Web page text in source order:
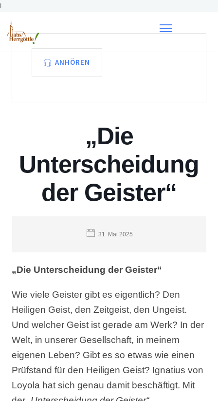
l
ANHÖREN
„Die
Unterscheidung
der Geister“
31. Mai 2025
„Die Unterscheidung der Geister“
Wie viele Geister gibt es eigentlich? Den
Heiligen Geist, den Zeitgeist, den Ungeist.
Und welcher Geist ist gerade am Werk? In der
Welt, in unserer Gesellschaft, in meinem
eigenen Leben? Gibt es so etwas wie einen
Prüfstand für den Heiligen Geist? Ignatius von
Loyola hat sich genau damit beschäftigt. Mit